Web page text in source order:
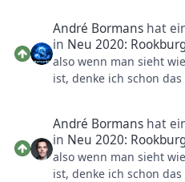
unbedingt so zu
auf etwas mehr indoor
auch schelle Stücken)
wieder sehr viel Thema.
Überigens: Supports
unbedingt so zu
noch 10m in die Höhe
überwinden, hört sich
aber könnte (dank
Wieso denn. Gunügend
André Bormans hat
in Neu 2020:
also wenn man sieht
ist, denke ich schon
Straßenebene und
oder 2. Stock. Die
Themenwelt/Attraktion,
André Bormans hat
in Neu 2020:
also wenn man sieht
ist, denke ich schon